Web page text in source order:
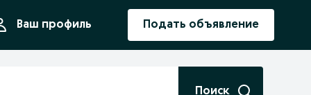
Ваш профиль Подать объявление
Поиск